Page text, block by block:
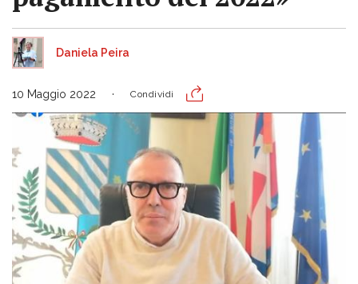
Daniela Peira
10 Maggio 2022 Condividi